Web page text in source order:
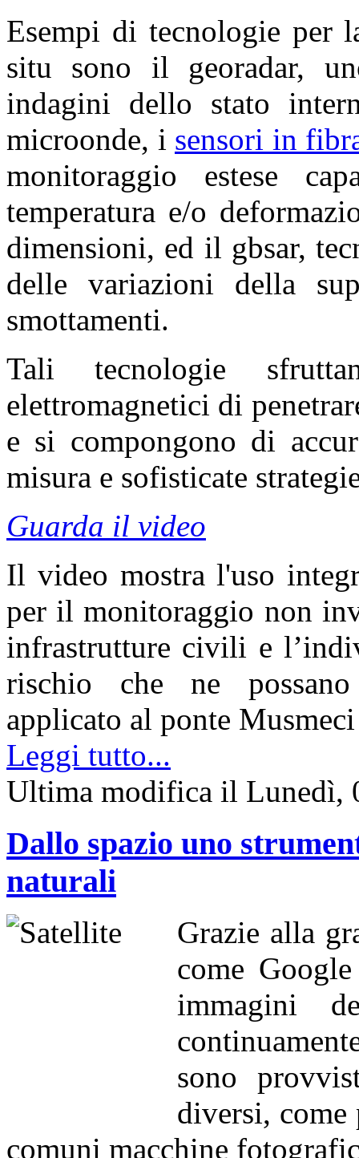
Esempi di tecnologie per
situ sono il georadar,
indagini dello stato
microonde, i sensori in
monitoraggio estese
temperatura e/o
dimensioni, ed il gbsar,
delle variazioni della
smottamenti.
Tali tecnologie
elettromagnetici di
e si compongono di
misura e sofisticate
Guarda il video
Il video mostra l'uso
per il monitoraggio non
infrastrutture civili e
rischio che ne
applicato al ponte
Leggi tutto...
Ultima modifica il Lunedì,
Dallo spazio uno
naturali
Grazie alla
come
immagini
sono
diversi,
comuni macchine